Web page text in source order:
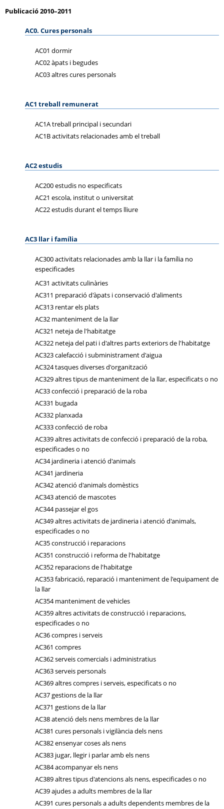
Publicació 2010–2011
AC0. Cures personals
AC01 dormir
AC02 àpats i begudes
AC03 altres cures personals
AC1 treball remunerat
AC1A treball principal i secundari
AC1B activitats relacionades amb el treball
AC2 estudis
AC200 estudis no especificats
AC21 escola, institut o universitat
AC22 estudis durant el temps lliure
AC3 llar i família
AC300 activitats relacionades amb la llar i la família no
especificades
AC31 activitats culinàries
AC311 preparació d'àpats i conservació d'aliments
AC313 rentar els plats
AC32 manteniment de la llar
AC321 neteja de l'habitatge
AC322 neteja del pati i d'altres parts exteriors de l'habitatge
AC323 calefacció i subministrament d'aigua
AC324 tasques diverses d'organització
AC329 altres tipus de manteniment de la llar, especificats o no
AC33 confecció i preparació de la roba
AC331 bugada
AC332 planxada
AC333 confecció de roba
AC339 altres activitats de confecció i preparació de la roba,
especificades o no
AC34 jardineria i atenció d'animals
AC341 jardineria
AC342 atenció d'animals domèstics
AC343 atenció de mascotes
AC344 passejar el gos
AC349 altres activitats de jardineria i atenció d'animals,
especificades o no
AC35 construcció i reparacions
AC351 construcció i reforma de l'habitatge
AC352 reparacions de l'habitatge
AC353 fabricació, reparació i manteniment de l'equipament de
la llar
AC354 manteniment de vehicles
AC359 altres activitats de construcció i reparacions,
especificades o no
AC36 compres i serveis
AC361 compres
AC362 serveis comercials i administratius
AC363 serveis personals
AC369 altres compres i serveis, especificats o no
AC37 gestions de la llar
AC371 gestions de la llar
AC38 atenció dels nens membres de la llar
AC381 cures personals i vigilància dels nens
AC382 ensenyar coses als nens
AC383 jugar, llegir i parlar amb els nens
AC384 acompanyar els nens
AC389 altres tipus d'atencions als nens, especificades o no
AC39 ajudes a adults membres de la llar
AC391 cures personals a adults dependents membres de la